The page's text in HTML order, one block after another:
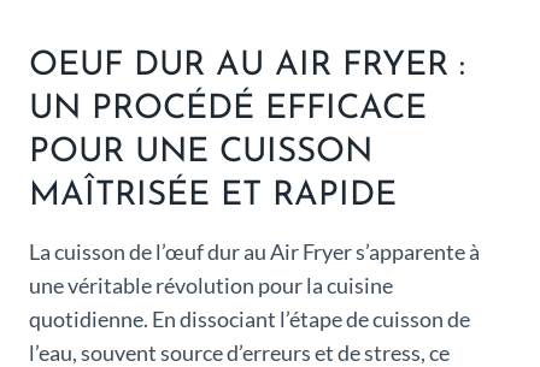
OEUF DUR AU AIR FRYER :
UN PROCÉDÉ EFFICACE
POUR UNE CUISSON
MAÎTRISÉE ET RAPIDE
La cuisson de l’œuf dur au Air Fryer s’apparente à
une véritable révolution pour la cuisine
quotidienne. En dissociant l’étape de cuisson de
l’eau, souvent source d’erreurs et de stress, ce